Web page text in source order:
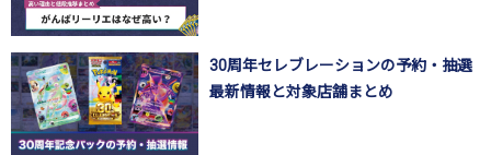
30周年セレブレーションの予約・抽選
最新情報と対象店舗まとめ